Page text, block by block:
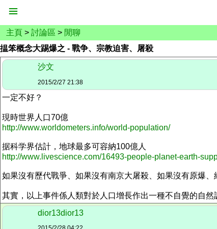
主頁 > 討論區 > 閒聊
揾笨概念大踢爆之 - 戰争、宗教迫害、屠殺
沙文
2015/2/27 21:38
一定不好？
現時世界人口70億
http://www.worldometers.info/world-population/
据科学界估計，地球最多可容納100億人
http://www.livescience.com/16493-people-planet-earth-
如果沒有歷代戰爭、如果沒有南京大屠殺、如果沒有原爆
其實，以上事件係人類對於人口增長作出一種不自覺的自
dior13dior13